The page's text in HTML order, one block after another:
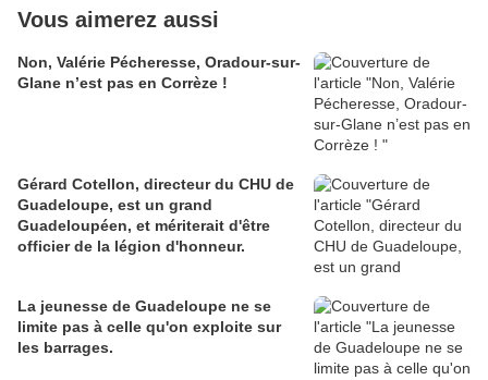
Vous aimerez aussi
Non, Valérie Pécheresse, Oradour-sur-
Glane n’est pas en Corrèze !
Gérard Cotellon, directeur du CHU de
Guadeloupe, est un grand
Guadeloupéen, et mériterait d'être
officier de la légion d'honneur.
La jeunesse de Guadeloupe ne se
limite pas à celle qu'on exploite sur
les barrages.